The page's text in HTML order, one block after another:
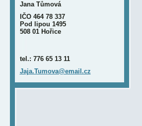
Jana Tůmová
IČO 464 78 337
Pod lipou 1495
508 01 Hořice
tel.: 776 65 13 11
Jaja.Tumova@emai l.cz